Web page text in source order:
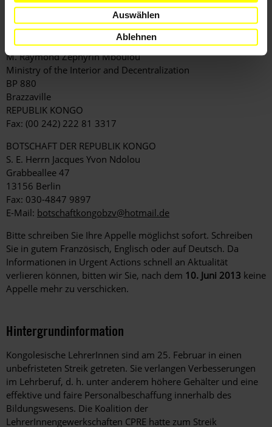
Auswählen
Ablehnen
Fax: (00 242) 222 81 4167
KOPIEN AN
INNENMINISTER
M. Raymond Zéphyrin Mboulou
Ministry of the Interior and Decentralization
BP 880
Brazzaville
REPUBLIK KONGO
Fax: (00 242) 222 81 3317
BOTSCHAFT DER REPUBLIK KONGO
S. E. Herrn Jacques Yvon Ndolou
Grabbeallee 47
13156 Berlin
Fax: 030-4847 9897
E-Mail: botschaftkongobzv@hotmail.de
Bitte schreiben Sie Ihre Appelle möglichst sofort. Schreiben
Sie in gutem Französisch, Englisch oder auf Deutsch. Da
Informationen in Urgent Actions schnell an Aktualität
verlieren können, bitten wir Sie, nach dem 10. Juni 2013 keine
Appelle mehr zu verschicken.
Hintergrundinformation
Hintergrund
Kongolesische LehrerInnen sind am 25. Februar in einen
unbefristeten Streik getreten. Sie verlangen Verbesserungen
im Lehrberuf, d. h. unter anderem höhere Gehälter und eine
effektive und faire Personalbeschaffung innerhalb des
Bildungswesens. Die Koalition der
LehrerInnengewerkschaften CPRE hatte zum Streik